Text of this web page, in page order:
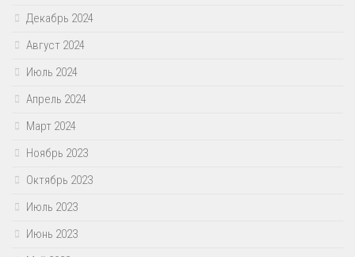
Декабрь 2024
Август 2024
Июль 2024
Апрель 2024
Март 2024
Ноябрь 2023
Октябрь 2023
Июль 2023
Июнь 2023